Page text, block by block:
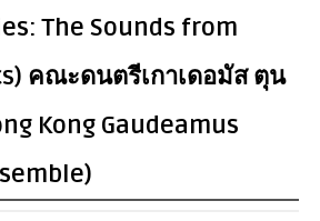
The Sounds from
คณะดนตรีเกาเดอมัส ตุน
Kong Gaudeamus